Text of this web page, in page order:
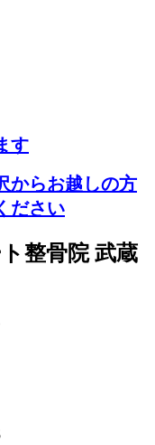
す
からお越しの方
ださい
整骨院 武蔵